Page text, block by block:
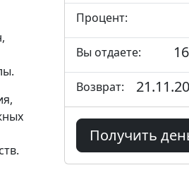
Процент:
Вы отдаете:
Возврат:
Получить